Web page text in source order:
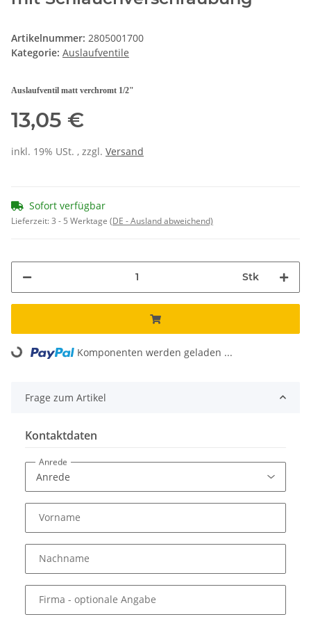
Artikelnummer: 2805001700
Kategorie: Auslaufventile
Auslaufventil matt verchromt 1/2"
13,05 €
inkl. 19% USt. , zzgl. Versand
Sofort verfügbar
Lieferzeit:3 - 5 Werktage (DE - Ausland abweichend)
Stk
Loading... Komponenten werden geladen ...
Frage zum Artikel
Kontaktdaten
Anrede
Vorname
Nachname
Firma - optionale Angabe